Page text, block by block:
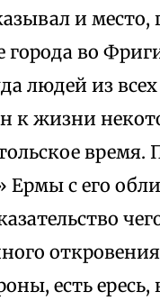
и место,
города во
людей из
к жизни
Ермы с его
есть